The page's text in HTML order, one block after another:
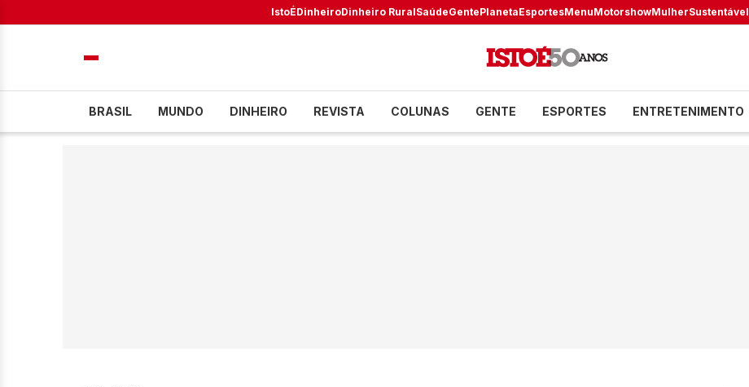
IstoÉDinheiroDinheiro RuralSaúdeGentePlanetaEsportesMenuMotorshowMulherSustentável
BRASIL MUNDO DINHEIRO REVISTA COLUNAS GENTE ESPORTES ENTRETENIMENTO